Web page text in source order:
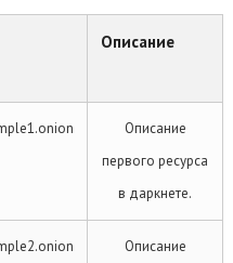
Описание
Описание
первого ресурса
в даркнете.
Описание